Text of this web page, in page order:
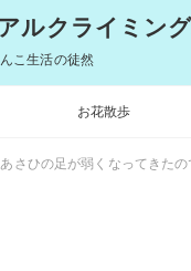
ルクライミ
こ生活の徒然
お花散歩
さひの足が弱くなってきた